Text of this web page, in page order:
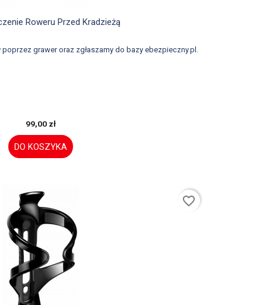
Szybki podgląd
Roweru Przed Kradzieżą
grawer oraz zgłaszamy do bazy ebezpieczny.pl.
99,00 zł
DO KOSZYKA
favorite_border